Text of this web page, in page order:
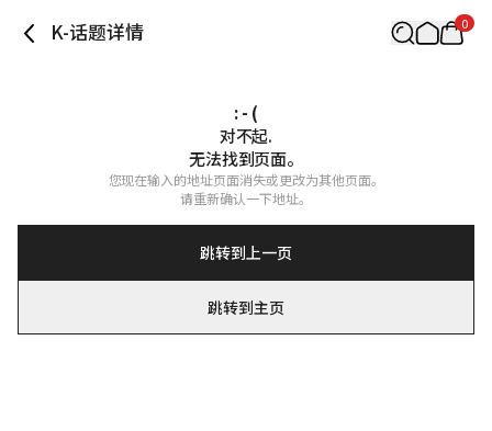
K-话题详情 0
: - (
对不起.
无法找到页面。
您现在输入的地址页面消失或更改为其他页面。
请重新确认一下地址。
跳转到上一页
跳转到主页